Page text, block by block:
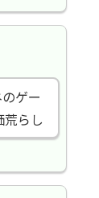
ゲー
らし